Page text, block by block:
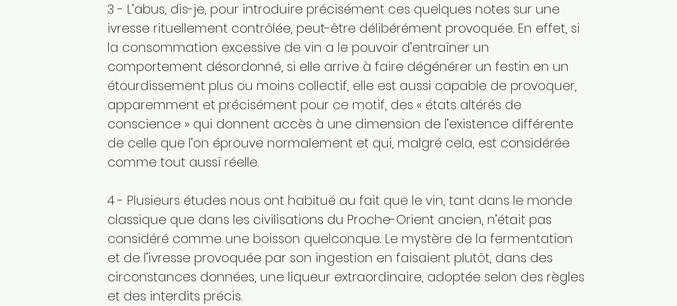
3 - L’abus, dis-je, pour introduire précisément ces quelques notes sur une
ivresse rituellement contrôlée, peut-être délibérément provoquée. En effet, si
la consommation excessive de vin a le pouvoir d’entraîner un
comportement désordonné, si elle arrive à faire dégénérer un festin en un
étourdissement plus ou moins collectif, elle est aussi capable de provoquer,
apparemment et précisément pour ce motif, des « états altérés de
conscience » qui donnent accès à une dimension de l’existence différente
de celle que l’on éprouve normalement et qui, malgré cela, est considérée
comme tout aussi réelle.
4 - Plusieurs études nous ont habitué au fait que le vin, tant dans le monde
classique que dans les civilisations du Proche-Orient ancien, n’était pas
considéré comme une boisson quelconque. Le mystère de la fermentation
et de l’ivresse provoquée par son ingestion en faisaient plutôt, dans des
circonstances données, une liqueur extraordinaire, adoptée selon des règles
et des interdits précis.